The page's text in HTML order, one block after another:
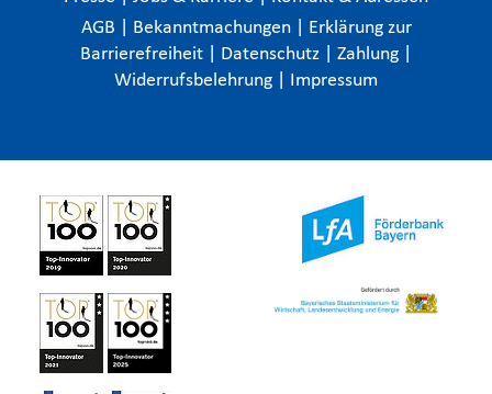
AGB
Bekanntmachungen
Erklärung zur
Barrierefreiheit
Datenschutz Zahlung
Widerrufsbelehrung
Impressum